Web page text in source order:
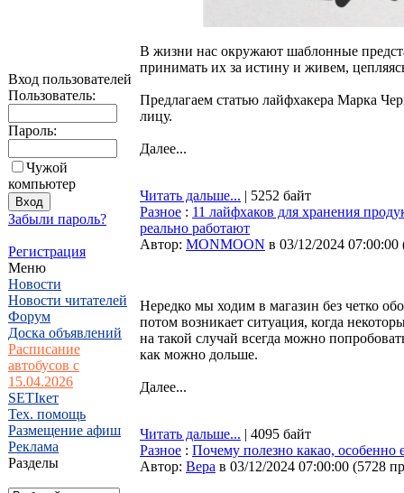
Вход пользователей
Пользователь:
Пароль:
Чужой
компьютер
Забыли пароль?
Регистрация
Меню
Новости
Новости читателей
Форум
Доска объявлений
Расписание
автобусов с
15.04.2026
SETIкет
Тех. помощь
Размещение афиш
Реклама
Разделы
В жизни нас окружают шаблонные
принимать их за истину и живем,
Предлагаем статью лайфхакера Марка
лицу.
Далее...
Читать дальше... | 5252 байт
Разное : 11 лайфхаков для хранения
реально работают
Автор: MONMOON в 03/12/2024 07:00:00
Нередко мы ходим в магазин без четко
потом возникает ситуация, когда
на такой случай всегда можно
как можно дольше.
Далее...
Читать дальше... | 4095 байт
Разное : Почему полезно какао, особенно
Автор: Bepa в 03/12/2024 07:00:00 (5728